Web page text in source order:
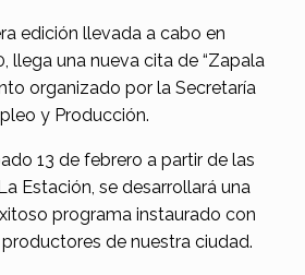
edición llevada a cabo en
llega una nueva cita de “Zapala
organizado por la Secretaría
y Producción.
13 de febrero a partir de las
Estación, se desarrollará una
programa instaurado con
de nuestra ciudad.